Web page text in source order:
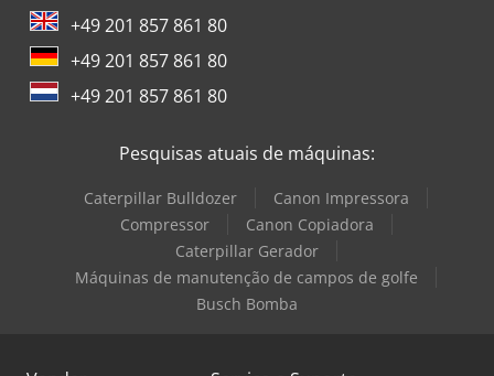
+49 201 857 861 80
+49 201 857 861 80
+49 201 857 861 80
Pesquisas atuais de máquinas:
Caterpillar Bulldozer
Canon Impressora
Compressor
Canon Copiadora
Caterpillar Gerador
Máquinas de manutenção de campos de golfe
Busch Bomba